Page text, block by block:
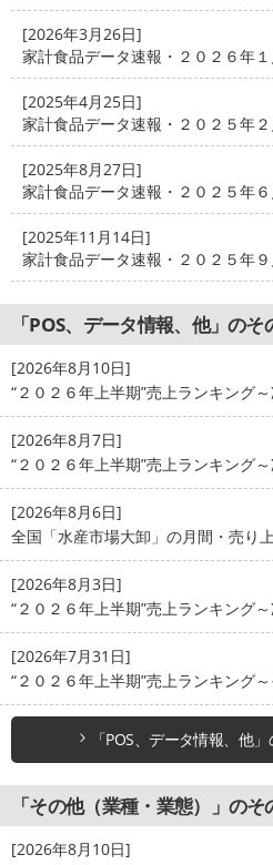
[2026年3月26日]
家計食品データ速報・２０２６年
[2025年4月25日]
家計食品データ速報・２０２５年
[2025年8月27日]
家計食品データ速報・２０２５年
[2025年11月14日]
家計食品データ速報・２０２５年
「POS、データ情報、他」の
[2026年8月10日]
“２０２６年上半期”売上ランキング
[2026年8月7日]
“２０２６年上半期”売上ランキング
[2026年8月6日]
全国「水産市場大卸」の月間・売り
[2026年8月3日]
“２０２６年上半期”売上ランキング
[2026年7月31日]
“２０２６年上半期”売上ランキング
「POS、データ情報、他
「その他（業種・業態）」の
[2026年8月10日]